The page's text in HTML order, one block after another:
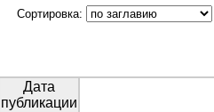
Сортировка:
Дата
публикации